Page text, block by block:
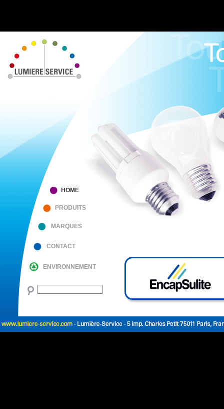
HOME
PRODUITS
MARQUES
CONTACT
ENVIRONNEMENT